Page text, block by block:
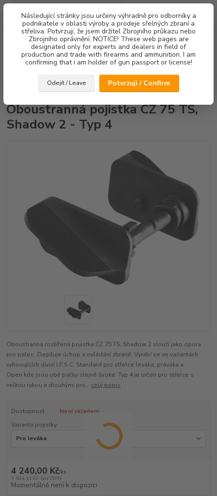
Následující stránky jsou určeny výhradně pro odborníky a
podnikatele v oblasti výroby a prodeje sřelných zbraní a
střeliva. Potvrzuji, že jsem držitel Zbrojního průkazu nebo
Zbrojního oprávnění. NOTICE! These web pages are
designated only for experts and dealers in field of
production and trade with firearms and ammunition. I am
confirming that i am holder of gun passport or license!
Odejít / Leave Potvrzuji / Confirm
Menu
Hledat
za0,00 Kč
Oboustranná pojistka CZ 75 TS, Shadow 2 - Typ 4
Oboustranná pojistka CZ 75 TS,
Shadow 2 - Typ 4
Oboustranná rozšířená pojistka CZ 75 TS, Shadow 2 slouží jako opora
pro palec. Zlepšuje úchop a ovládání zbraně. Vyrábí se ve variantách
vyhovujících divizi I.P.S.C. Standard pro střelce leváka, praváka a
Open kde jsou obě páčky stejně široké. Typ 4 je určen pro střelce s
velkou rukou a dlouhými prs... celý popis
Dostupnost
Není skladem
Varianta pojistky
4 240,00 Kč/ks
3 504,13 Kč bez DPH
Momentálně není k dispozici